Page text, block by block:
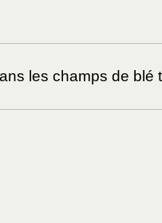
les champs de blé